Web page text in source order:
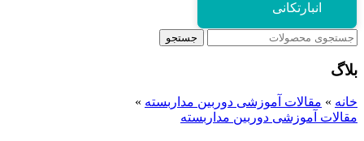
انبارتکانی
جستجو
بلاگ
خانه » مقالات آموزشی دوربین مداربسته »
مقالات آموزشی دوربین مداربسته